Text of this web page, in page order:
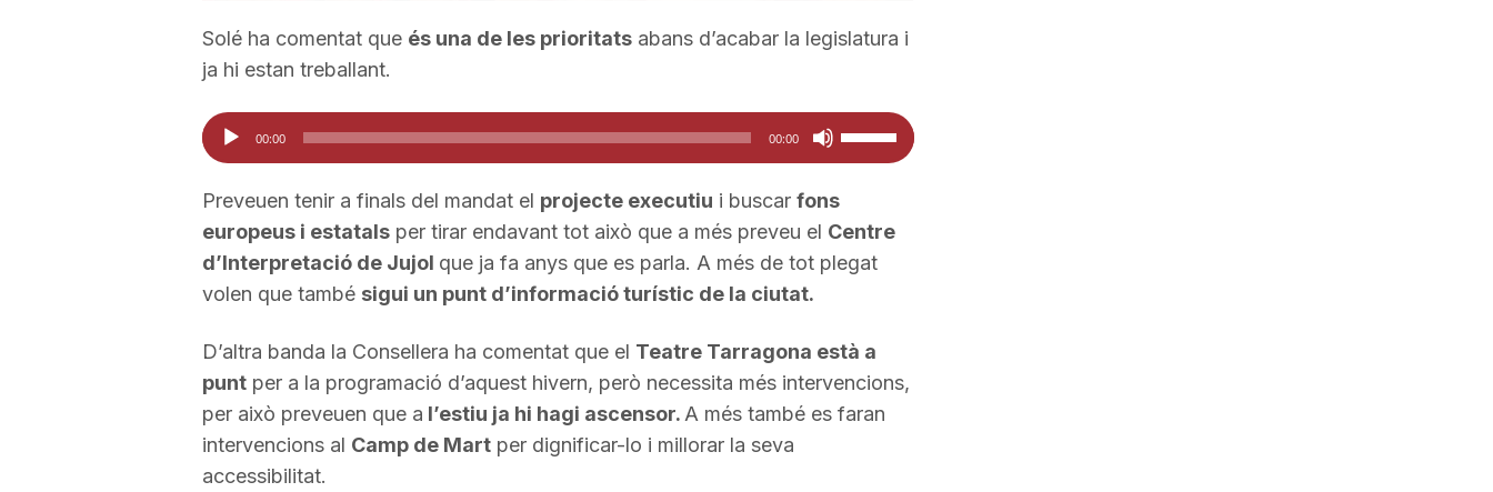
a
Solé ha comentat que és una de les prioritatsabans d’acabar la legislatura i
ja hi estan treballant.
Reproductor
d'àudio
00:00 00:00
Feu
servir
les
tecles
de
amunt/cap
avall
per
Preveuen tenir a finals del mandat el projecte executiu i buscar fons
europeus i estatalsper tirar endavant tot això que a més preveu el Centre
d’Interpretació de Jujol que ja fa anys que es parla. A més de tot plegat
volen que també sigui un punt d’informació turístic de la ciutat.
D’altra banda la Consellera ha comentat que el Teatre Tarragona està a
puntper a la programació d’aquest hivern, però necessita més intervencions,
per això preveuen que a l’estiu ja hi hagi ascensor. A més també es faran
intervencions al Camp de Martper dignificar-lo i millorar la seva
accessibilitat.